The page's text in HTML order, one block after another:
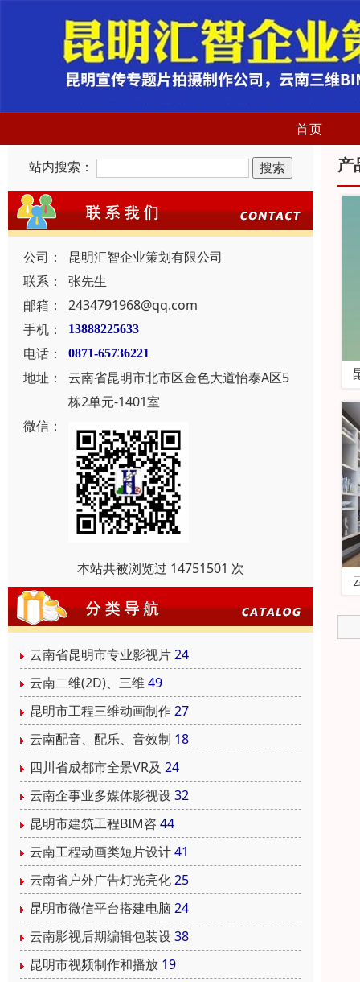
首页
站内搜索：
公司：
昆明汇智企业策划有限公司
联系：
张先生
邮箱：
2434791968@qq.com
手机：
13888225633
电话： 0871-65736221
地址：
云南省昆明市北市区金色大道怡泰A区5
栋2单元-1401室
微信：
本站共被浏览过 14751501 次
云南省昆明市专业影视片24
云南二维(2D)、三维 49
昆明市工程三维动画制作27
云南配音、配乐、音效制 18
四川省成都市全景VR及 24
云南企事业多媒体影视设 32
昆明市建筑工程BIM咨 44
云南工程动画类短片设计41
云南省户外广告灯光亮化25
昆明市微信平台搭建电脑 24
云南影视后期编辑包装设 38
昆明市视频制作和播放 19
产